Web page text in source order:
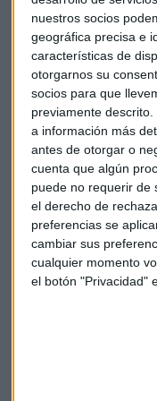
nuestros socios
geográfica precisa e
características de
otorgarnos su
socios para que
previamente
a información más
antes de otorgar o
cuenta que algún
puede no requerir de
el derecho de
preferencias se
cambiar sus
cualquier momento
el botón "Privacidad"
Puedes escuchar el
*Lo sentimos pero el
Tecnología